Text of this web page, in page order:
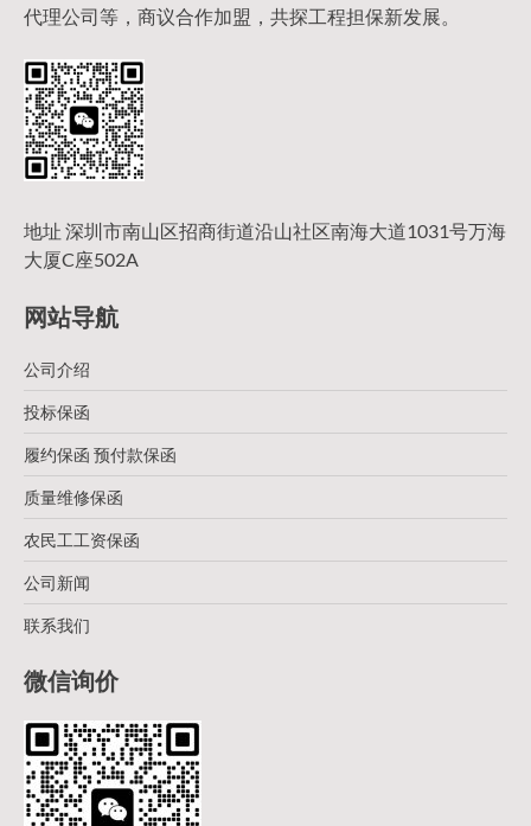
代理公司等，商议合作加盟，共探工程担保新发展。
地址 深圳市南山区招商街道沿山社区南海大道1031号万海
大厦C座502A
网站导航
公司介绍
投标保函
履约保函 预付款保函
质量维修保函
农民工工资保函
公司新闻
联系我们
微信询价